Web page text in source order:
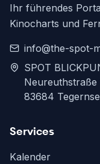
Ihr führendes
Kinocharts und
info@the-spot-
SPOT
Neureuthstraße
83684
Services
Kalender